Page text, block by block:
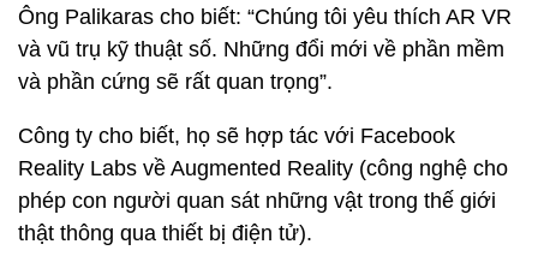
Ông Palikaras cho biết: “Chúng tôi yêu thích AR VR
và vũ trụ kỹ thuật số. Những đổi mới về phần mềm
và phần cứng sẽ rất quan trọng”.
Công ty cho biết, họ sẽ hợp tác với Facebook
Reality Labs về Augmented Reality (công nghệ cho
phép con người quan sát những vật trong thế giới
thật thông qua thiết bị điện tử).